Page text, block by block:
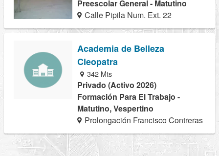
Preescolar General - Matutino
Calle Pipila Num. Ext. 22
Academia de Belleza
Cleopatra
342 Mts
Privado (Activo 2026)
Formación Para El Trabajo -
Matutino, Vespertino
Prolongación Francisco Contreras